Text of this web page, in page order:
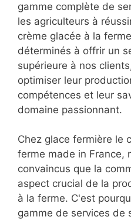
gamme complète de
les agriculteurs à
crème glacée à la
déterminés à offrir un
supérieure à nos
optimiser leur
compétences et leur
domaine passionnant.
Chez glace fermière le
ferme made in France,
convaincus que la
aspect crucial de la
à la ferme. C'est
gamme de services de